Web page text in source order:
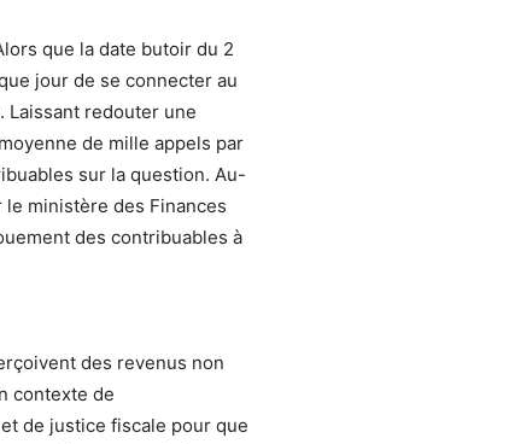
que la date butoir du 2
jour de se connecter au
Laissant redouter une
de mille appels par
sur la question. Au-
ministère des Finances
des contribuables à
des revenus non
contexte de
de justice fiscale pour que